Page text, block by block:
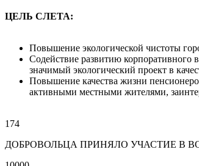
ЦЕЛЬ СЛЕТА:
Повышение экологической чистоты
Содействие развитию
значимый экологический проект в
Повышение качества жизни
активными местными жителями,
174
ДОБРОВОЛЬЦА ПРИНЯЛО УЧАСТИЕ В